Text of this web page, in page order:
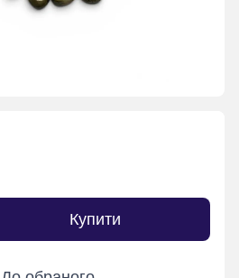
Купити